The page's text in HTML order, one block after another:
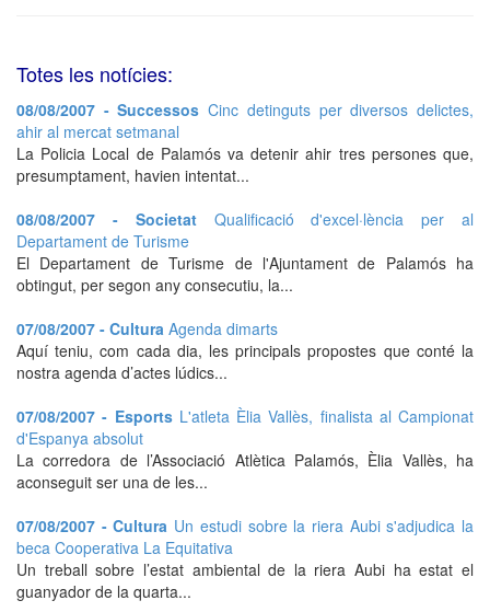
Totes les notícies:
08/08/2007 - SuccessosCinc detinguts per diversos delictes,
ahir al mercat setmanal
La Policia Local de Palamós va detenir ahir tres persones que,
presumptament, havien intentat...
08/08/2007 - Societat Qualificació d'excel·lència per al
Departament de Turisme
El Departament de Turisme de l'Ajuntament de Palamós ha
obtingut, per segon any consecutiu, la...
07/08/2007 - Cultura Agenda dimarts
Aquí teniu, com cada dia, les principals propostes que conté la
nostra agenda d’actes lúdics...
07/08/2007 - Esports L'atleta Èlia Vallès, finalista al Campionat
d'Espanya absolut
La corredora de l’Associació Atlètica Palamós, Èlia Vallès, ha
aconseguit ser una de les...
07/08/2007 - Cultura Un estudi sobre la riera Aubi s'adjudica la
beca Cooperativa La Equitativa
Un treball sobre l’estat ambiental de la riera Aubi ha estat el
guanyador de la quarta...